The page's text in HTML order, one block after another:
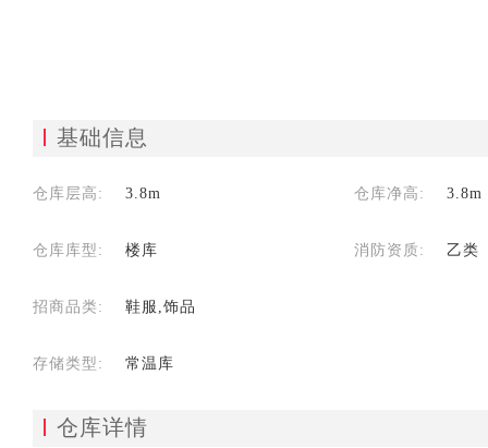
基础信息
仓库层高: 3.8m 仓库净高: 3.8m
仓库库型: 楼库 消防资质: 乙类
招商品类: 鞋服,饰品
存储类型: 常温库
仓库详情